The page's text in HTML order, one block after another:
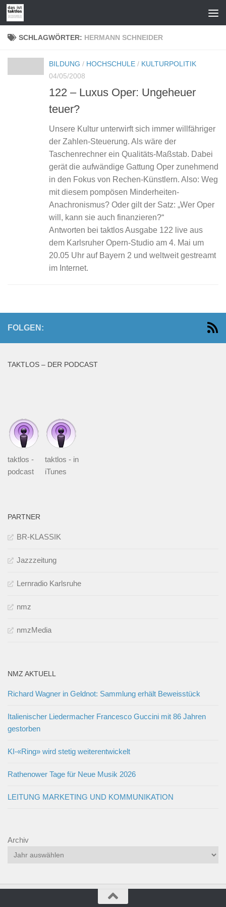
Zum Inhalt springen
SCHLAGWÖRTER: HERMANN SCHNEIDER
BILDUNG / HOCHSCHULE / KULTURPOLITIK
04/05/2008
122 – Luxus Oper: Ungeheuer
teuer?
Unsere Kultur unterwirft sich immer willfähriger
der Zahlen-Steuerung. Als wäre der
Taschenrechner ein Qualitäts-Maßstab. Dabei
gerät die aufwändige Gattung Oper zunehmend
in den Fokus von Rechen-Künstlern. Also: Weg
mit diesem pompösen Minderheiten-
Anachronismus? Oder gilt der Satz: „Wer Oper
will, kann sie auch finanzieren?“
Antworten bei taktlos Ausgabe 122 live aus
dem Karlsruher Opern-Studio am 4. Mai um
20.05 Uhr auf Bayern 2 und weltweit gestreamt
im Internet.
FOLGEN:
TAKTLOS – DER PODCAST
taktlos -
podcast
taktlos - in
iTunes
PARTNER
BR-KLASSIK
Jazzzeitung
Lernradio Karlsruhe
nmz
nmzMedia
NMZ AKTUELL
Richard Wagner in Geldnot: Sammlung erhält Beweisstück
Italienischer Liedermacher Francesco Guccini mit 86 Jahren
gestorben
KI-«Ring» wird stetig weiterentwickelt
Rathenower Tage für Neue Musik 2026
LEITUNG MARKETING UND KOMMUNIKATION
Archiv